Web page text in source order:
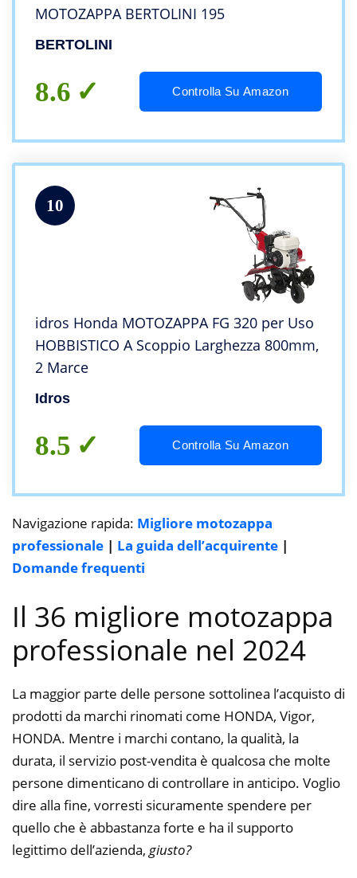
MOTOZAPPA BERTOLINI 195
BERTOLINI
8.6 Controlla Su Amazon
10
idros Honda MOTOZAPPA FG 320 per Uso
HOBBISTICO A Scoppio Larghezza 800mm,
2 Marce
Idros
8.5 Controlla Su Amazon
Navigazione rapida: Migliore motozappa
professionale | La guida dell’acquirente |
Domande frequenti
Il 36 migliore motozappa
professionale nel 2024
La maggior parte delle persone sottolinea l’acquisto di
prodotti da marchi rinomati come HONDA, Vigor,
HONDA. Mentre i marchi contano, la qualità, la
durata, il servizio post-vendita è qualcosa che molte
persone dimenticano di controllare in anticipo. Voglio
dire alla fine, vorresti sicuramente spendere per
quello che è abbastanza forte e ha il supporto
legittimo dell’azienda, giusto?